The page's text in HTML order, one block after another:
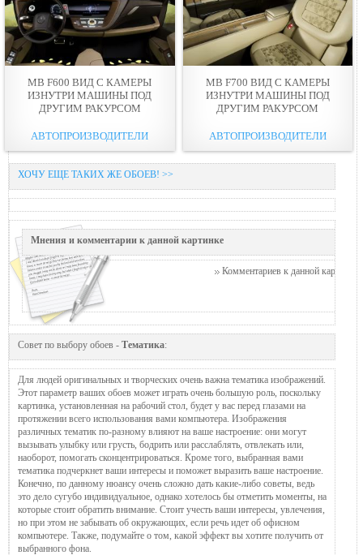
MB F600 ВИД С КАМЕРЫ
ИЗНУТРИ МАШИНЫ ПОД
ДРУГИМ РАКУРСОМ
АВТОПРОИЗВОДИТЕЛИ
MB F700 ВИД С КАМЕРЫ
ИЗНУТРИ МАШИНЫ ПОД
ДРУГИМ РАКУРСОМ
АВТОПРОИЗВОДИТЕЛИ
ХОЧУ ЕЩЕ ТАКИХ ЖЕ ОБОЕВ! >>
Мнения и комментарии к данной картинке
Комментариев к данной картинке
Совет по выбору обоев - Тематика:
Для людей оригинальных и творческих очень важна тематика изображений.
Этот параметр ваших обоев может играть очень большую роль, поскольку
картинка, установленная на рабочий стол, будет у вас перед глазами на
протяжении всего использования вами компьютера. Изображения
различных тематик по-разному влияют на ваше настроение: они могут
вызывать улыбку или грусть, бодрить или расслаблять, отвлекать или,
наоборот, помогать сконцентрироваться. Кроме того, выбранная вами
тематика подчеркнет ваши интересы и поможет выразить ваше настроение.
Конечно, по данному нюансу очень сложно дать какие-либо советы, ведь
это дело сугубо индивидуальное, однако хотелось бы отметить моменты, на
которые стоит обратить внимание. Стоит учесть ваши интересы, увлечения,
но при этом не забывать об окружающих, если речь идет об офисном
компьютере. Также, подумайте о том, какой эффект вы хотите получить от
выбранного фона.